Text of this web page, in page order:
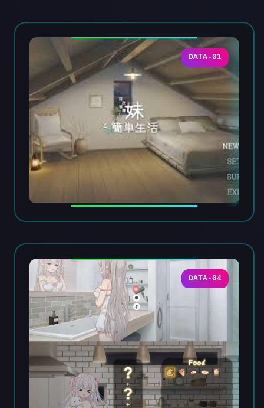
DATA-01
DATA-04